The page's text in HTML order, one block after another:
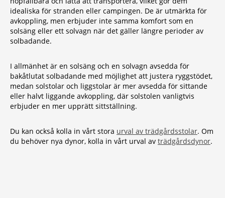
idealiska för stranden eller campingen. De är utmärkta för
avkoppling, men erbjuder inte samma komfort som en
solsäng eller ett solvagn när det gäller längre perioder av
solbadande.
I allmänhet är en solsäng och en solvagn avsedda för
bakåtlutat solbadande med möjlighet att justera ryggstödet,
medan solstolar och liggstolar är mer avsedda för sittande
eller halvt liggande avkoppling, där solstolen vanligtvis
erbjuder en mer upprätt sittställning.
Du kan också kolla in vårt stora urval av trädgårdsstolar. Om
du behöver nya dynor, kolla in vårt urval av trädgårdsdynor.